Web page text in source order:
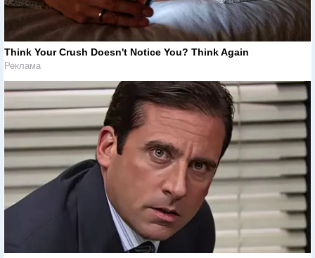
Think Your Crush Doesn't Notice You? Think Again
Реклама